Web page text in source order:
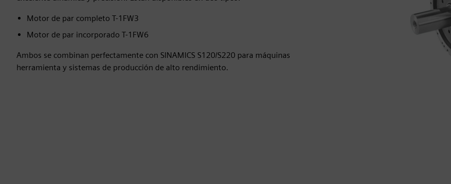
Motor de par completo T-1FW3
Motor de par incorporado T-1FW6
Ambos se combinan perfectamente con SINAMICS S120/S220 para máquinas
herramienta y sistemas de producción de alto rendimiento.